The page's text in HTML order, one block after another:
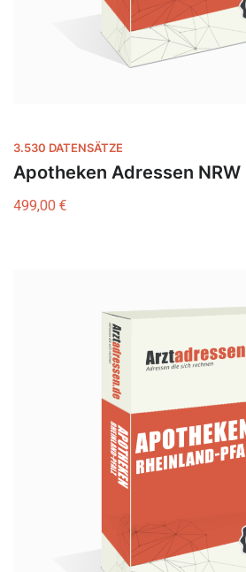
3.530 DATENSÄTZE
Apotheken Adressen NRW
499,00€